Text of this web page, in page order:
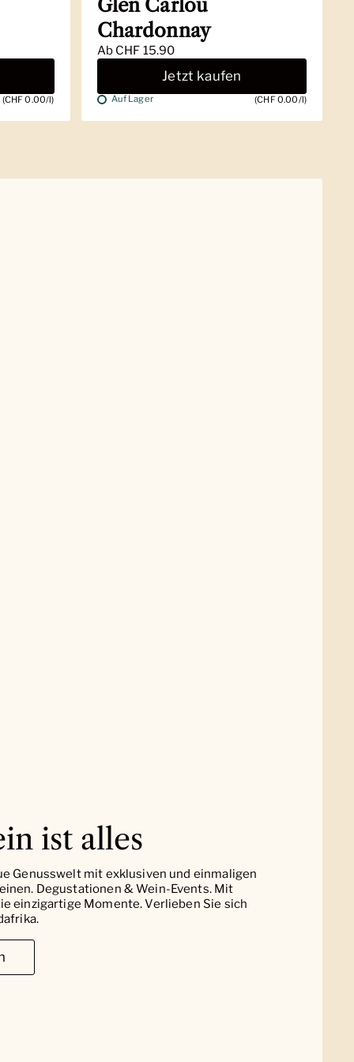
(CHF 0.00/l)
Glen Carlou
Chardonnay
Ab CHF 15.90
Jetzt kaufen
Auf Lager (CHF 0.00/l)
ist alles
Genusswelt mit exklusiven und einmaligen
Degustationen & Wein-Events. Mit
einzigartige Momente. Verlieben Sie sich